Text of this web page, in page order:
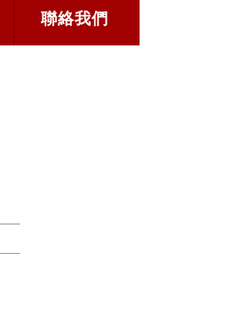
聯絡我們